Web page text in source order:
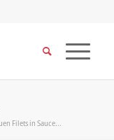
Filets in Sauce...